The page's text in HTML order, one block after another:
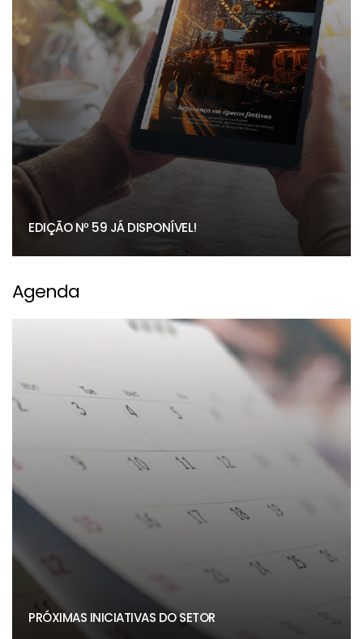
EDIÇÃO Nº 59 JÁ DISPONÍVEL!
Agenda
PRÓXIMAS INICIATIVAS DO SETOR